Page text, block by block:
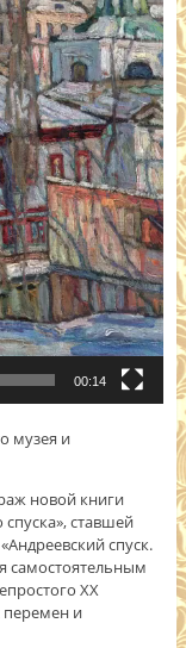
00:14
музея и
новой книги
ставшей
спуск.
самостоятельным
ХХ
перемен и